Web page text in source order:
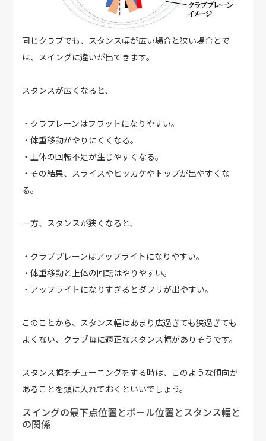
同じクラブでも、スタンス幅が広い場合と狭い場合とで
は、スイングに違いが出てきます。
スタンスが広くなると、
・クラプレーンはフラットになりやすい。
・体重移動がやりにくくなる。
・上体の回転不足が生じやすくなる。
・その結果、スライスやヒッカケやトップが出やすくな
る。
一方、スタンスが狭くなると、
・クラブプレーンはアップライトになりやすい。
・体重移動と上体の回転はやりやすい。
・アップライトになりすぎるとダフリが出やすい。
このことから、スタンス幅はあまり広過ぎても狭過ぎても
よくない、クラブ毎に適正なスタンス幅がありそうです。
スタンス幅をチューニングをする時は、このような傾向が
あることを頭に入れておくといいでしょう。
スイングの最下点位置とボール位置とスタンス幅と
の関係